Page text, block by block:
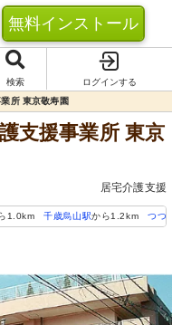
無料インストール
検索
ログインする
所 東京敬寿園
支援事業所 東京
居宅介護支援
1.0km 千歳烏山駅から1.2km つつ